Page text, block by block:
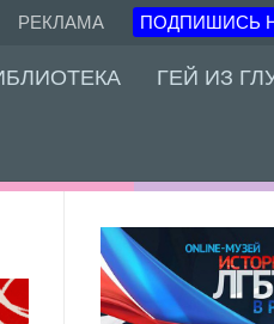
РЕКЛАМА ПОДПИШИСЬ
ГЕЙ ИЗ